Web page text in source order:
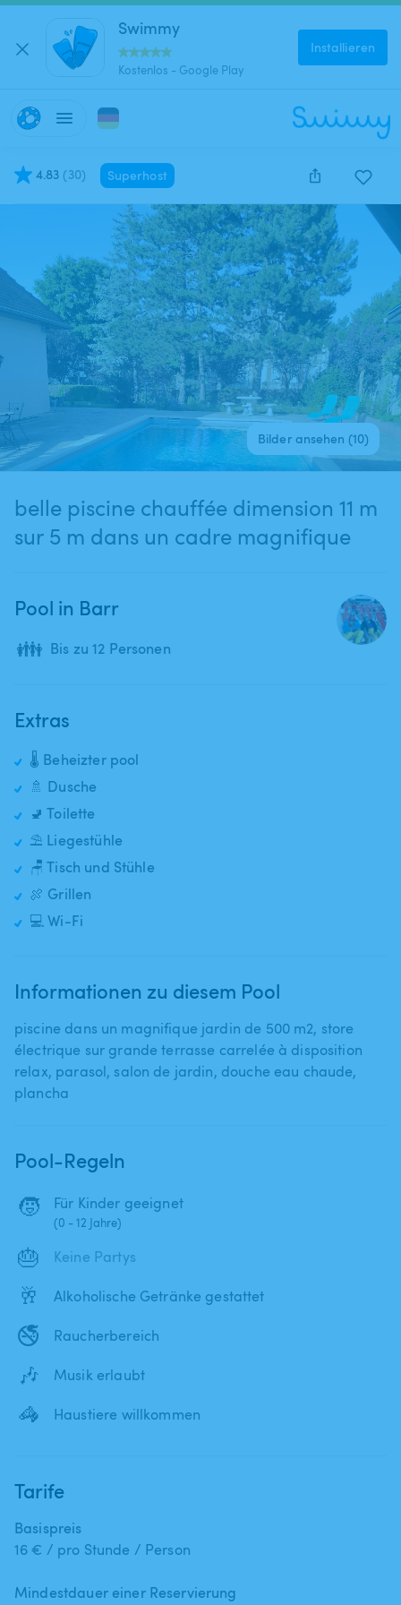
Swimmy
Kostenlos - Google Play
Installieren
4.83 (30) Superhost
Bilder ansehen (10)
belle piscine chauffée dimension 11 m
sur 5 m dans un cadre magnifique
Pool in Barr
👪 Bis zu 12 Personen
Extras
🌡️ Beheizter pool
🚿 Dusche
🚽 Toilette
⛱️ Liegestühle
🪑 Tisch und Stühle
🍖 Grillen
💻 Wi-Fi
Informationen zu diesem Pool
piscine dans un magnifique jardin de 500 m2​,​ store
électrique sur grande terrasse carrelée à disposition
relax​,​ parasol​,​ salon de jardin​,​ douche eau chaude​,​
plancha
Pool-Regeln
🧒 Für Kinder geeignet
(0 - 12 Jahre)
🎂 Keine Partys
🥂 Alkoholische Getränke gestattet
🚭 Raucherbereich
🎶 Musik erlaubt
🦓 Haustiere willkommen
Tarife
Basispreis
16 € / pro Stunde / Person
Mindestdauer einer Reservierung